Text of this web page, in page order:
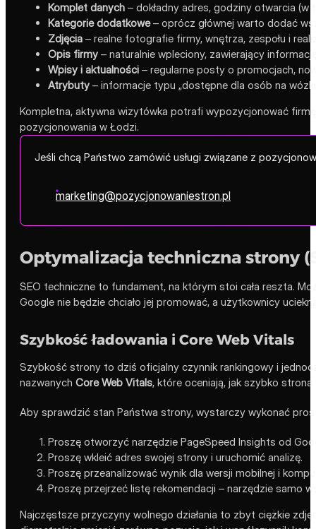
Komplet danych – dokładny adres, godziny otwarcia
Kategorie dodatkowe– oprócz głównej warto dodać
Zdjęcia – realne fotografie firmy, wnętrza, zespołu i
Opis firmy – naturalnie wpleciony, zawierający
Wpisy i aktualności – regularne posty o promocjach,
Atrybuty – informacje typu „dostępne dla osób na
Kompletna, aktywna wizytówka potrafi wypozycjonować
pozycjonowania w Łodzi.
Jeśli chcą Państwo zamówić usługi związane z
marketing@pozycjonowaniestron.pl
Optymalizacja techniczna strony
SEO techniczne to fundament, na którym stoi cała reszta.
Google nie będzie chciało jej promować, a użytkownicy
Szybkość ładowania i Core Web Vitals
Szybkość strony to dziś oficjalny czynnik rankingowy i
nazwanych Core Web Vitals, które oceniają, jak szybko strona
Aby sprawdzić stan Państwa strony, wystarczy wykonać
Proszę otworzyć narzędzie PageSpeed Insights od
Proszę wkleić adres swojej strony i uruchomić analizę.
Proszę przeanalizować wynik dla wersji mobilnej i
Proszę przejrzeć listę rekomendacji – narzędzie samo
Najczęstsze przyczyny wolnego działania to zbyt ciężkie